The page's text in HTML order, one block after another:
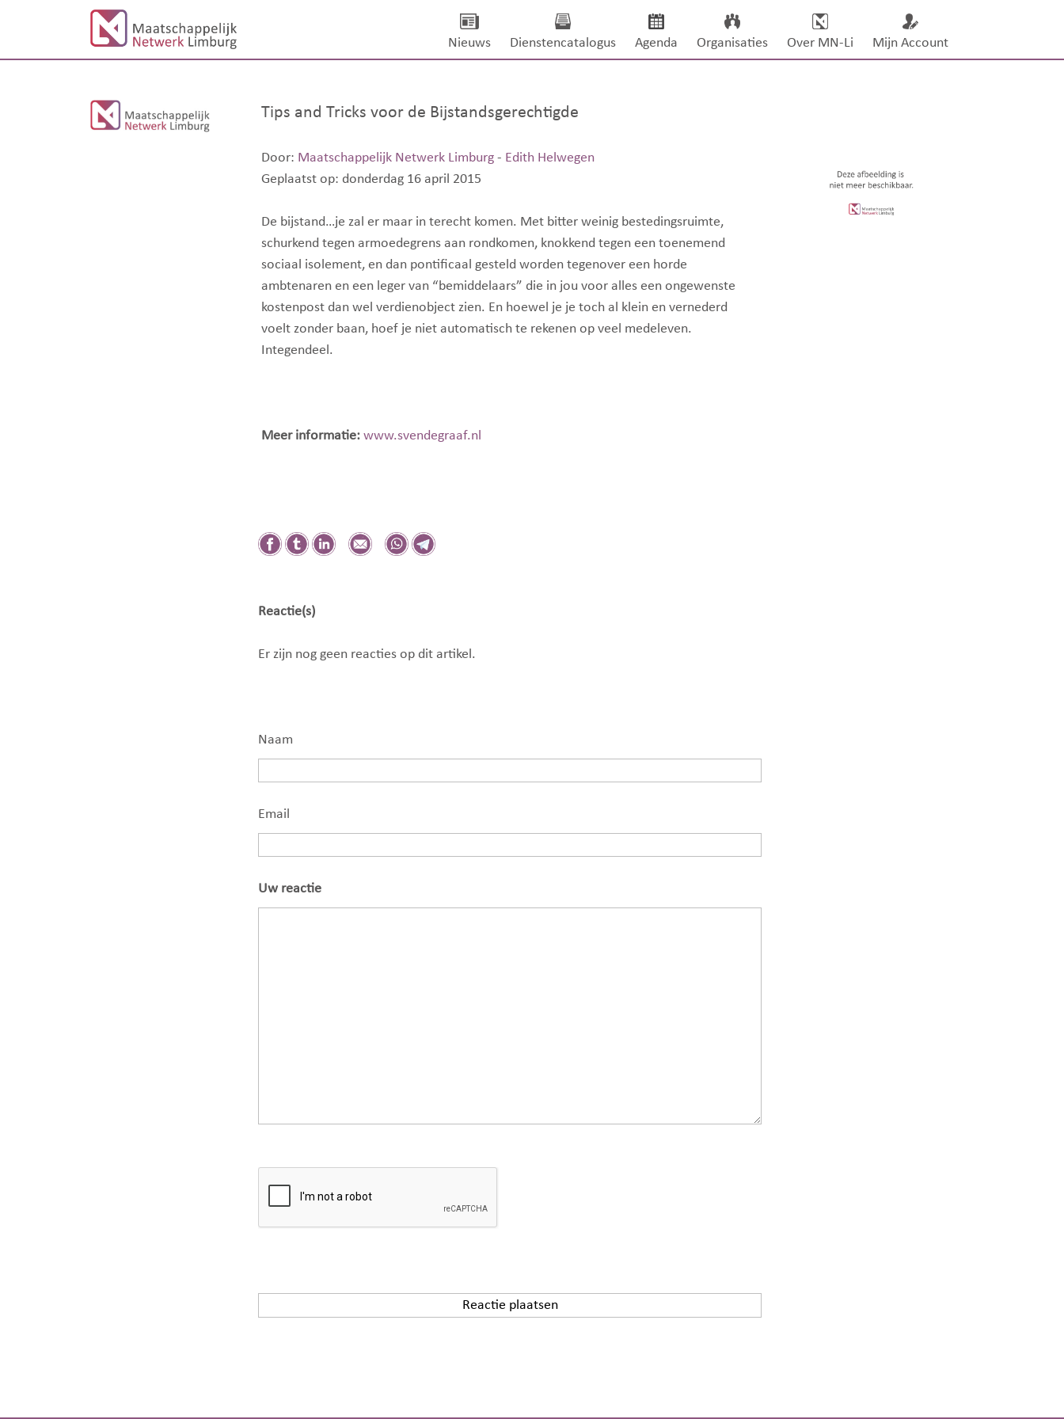
Nieuws Dienstencatalogus Agenda Organisaties Over MN-Li Mijn Account
Tips and Tricks voor de Bijstandsgerechtigde
Door: Maatschappelijk Netwerk Limburg- Edith Helwegen
Geplaatst op: donderdag 16 april 2015
De bijstand…je zal er maar in terecht komen. Met bitter weinig bestedingsruimte,
schurkend tegen armoedegrens aan rondkomen, knokkend tegen een toenemend
sociaal isolement, en dan pontificaal gesteld worden tegenover een horde
ambtenaren en een leger van “bemiddelaars” die in jou voor alles een ongewenste
kostenpost dan wel verdienobject zien. En hoewel je je toch al klein en vernederd
voelt zonder baan, hoef je niet automatisch te rekenen op veel medeleven.
Integendeel.
Meer informatie:www.svendegraaf.nl
Reactie(s)
Er zijn nog geen reacties op dit artikel.
Naam
Email
Uw reactie